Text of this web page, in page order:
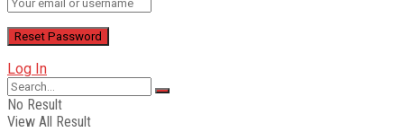
Log In
No Result
View All Result